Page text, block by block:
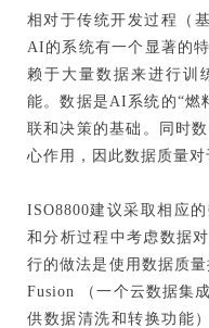
相对于传统开发过程（
AI的系统有一个显著的
赖于大量数据来进行训
能。数据是AI系统的“燃
联和决策的基础。同时
心作用，因此数据质量对
ISO8800建议采取相应
和分析过程中考虑数据
行的做法是使用数据质
Fusion （一个云数据集
供数据清洗和转换功能